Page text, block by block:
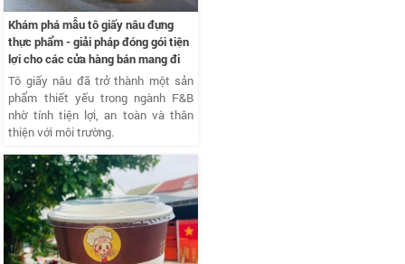
Khám phá mẫu tô giấy nâu đựng
thực phẩm - giải pháp đóng gói tiện
lợi cho các cửa hàng bán mang đi
Tô giấy nâu đã trở thành một sản
phẩm thiết yếu trong ngành F&B
nhờ tính tiện lợi, an toàn và thân
thiện với môi trường.